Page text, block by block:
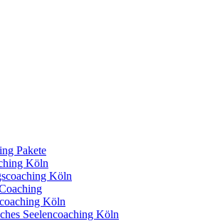
Pakete
Köln
Köln
Köln
Seelencoaching Köln